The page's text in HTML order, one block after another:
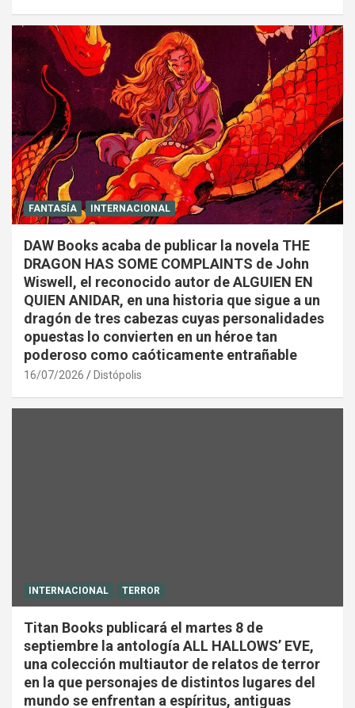
FANTASÍA INTERNACIONAL
DAW Books acaba de publicar la novela THE
DRAGON HAS SOME COMPLAINTS de John
Wiswell, el reconocido autor de ALGUIEN EN
QUIEN ANIDAR, en una historia que sigue a un
dragón de tres cabezas cuyas personalidades
opuestas lo convierten en un héroe tan
poderoso como caóticamente entrañable
16/07/2026 Distópolis
INTERNACIONAL TERROR
Titan Books publicará el martes 8 de
septiembre la antología ALL HALLOWS’ EVE,
una colección multiautor de relatos de terror
en la que personajes de distintos lugares del
mundo se enfrentan a espíritus, antiguas